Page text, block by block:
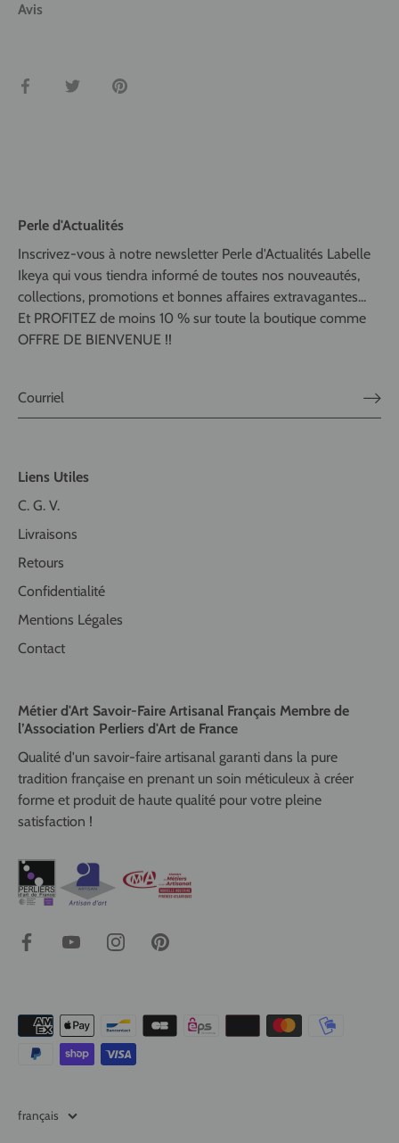
Avis
Partager TweeterÉpingler
Perle d'Actualités
Inscrivez-vous à notre newsletter Perle d'Actualités Labelle
Ikeya qui vous tiendra informé de toutes nos nouveautés,
collections, promotions et bonnes affaires extravagantes...
Et PROFITEZ de moins 10 % sur toute la boutique comme
OFFRE DE BIENVENUE !!
Liens Utiles
C. G. V.
Livraisons
Retours
Confidentialité
Mentions Légales
Contact
Métier d'Art Savoir-Faire Artisanal Français Membre de
l’Association Perliers d'Art de France
Qualité d'un savoir-faire artisanal garanti dans la pure
tradition française en prenant un soin méticuleux à créer
forme et produit de haute qualité pour votre pleine
satisfaction !
Langue
français